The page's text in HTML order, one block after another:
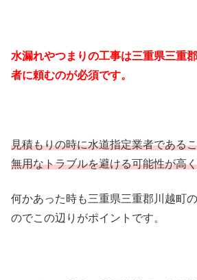
水漏れやつまりの工事は三重県三重
者に頼むのが必須です。
見積もりの時に水道指定業者である
無用なトラブルを避ける可能性が高
何かあった時も三重県三重郡川越町
のでこの辺りがポイントです。